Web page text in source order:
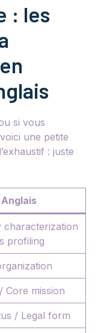
: les
si vous
une petite
: juste
Anglais
characterization
profiling
Core mission
/ Legal form